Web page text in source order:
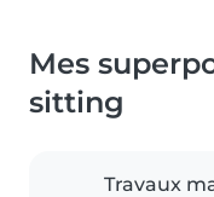
Mes
sitting
Travaux